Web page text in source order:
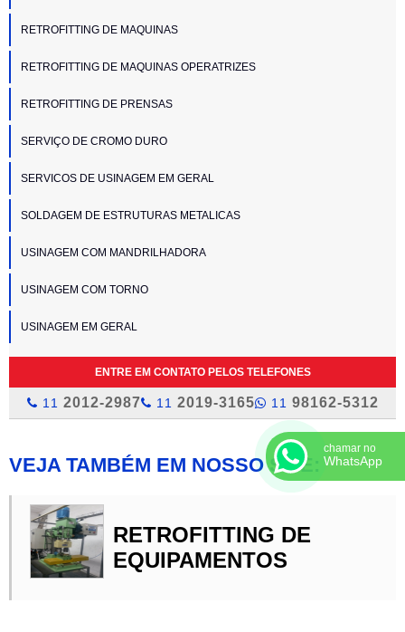
RETROFITTING DE MAQUINAS
RETROFITTING DE MAQUINAS OPERATRIZES
RETROFITTING DE PRENSAS
SERVIÇO DE CROMO DURO
SERVICOS DE USINAGEM EM GERAL
SOLDAGEM DE ESTRUTURAS METALICAS
USINAGEM COM MANDRILHADORA
USINAGEM COM TORNO
USINAGEM EM GERAL
ENTRE EM CONTATO PELOS TELEFONES
11 2012-2987 11 2019-3165 11 98162-5312
VEJA TAMBÉM EM NOSSO SITE:
RETROFITTING DE
EQUIPAMENTOS
chamar no
WhatsApp